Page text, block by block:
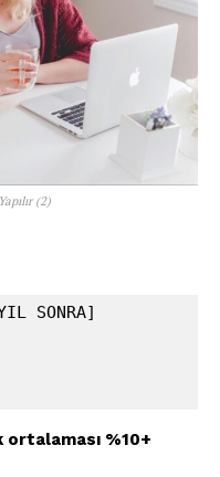
(2)
SONRA]
ortalaması %10+